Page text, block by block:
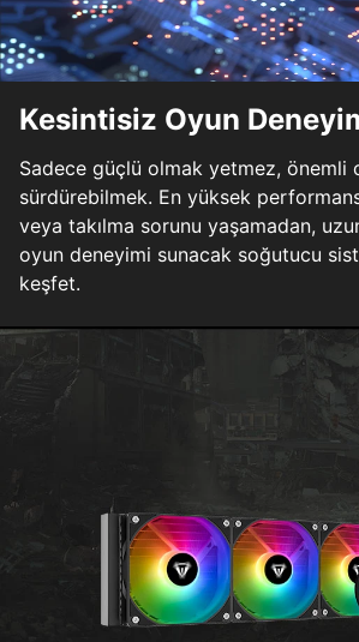
Kesintisiz Oyun
Sadece güçlü olmak yetmez, önemli
sürdürebilmek. En yüksek
veya takılma sorunu yaşamadan,
oyun deneyimi sunacak soğutucu
keşfet.